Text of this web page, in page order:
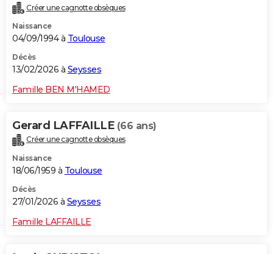
Créer une cagnotte obsèques
Naissance
04/09/1994 à Toulouse
Décès
13/02/2026 à Seysses
Famille BEN M'HAMED
Gerard LAFFAILLE (66 ans)
Créer une cagnotte obsèques
Naissance
18/06/1959 à Toulouse
Décès
27/01/2026 à Seysses
Famille LAFFAILLE